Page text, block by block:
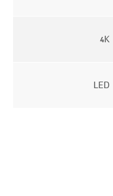
4K
LED